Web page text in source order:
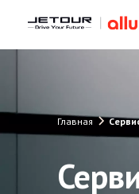
Главная